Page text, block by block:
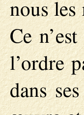
nous
Ce
l’ordre
dans